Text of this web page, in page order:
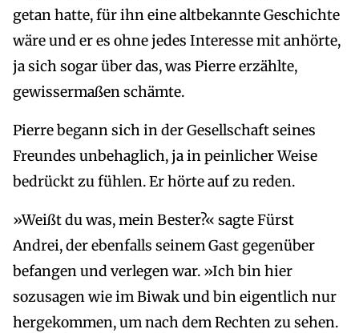
getan hatte, für ihn eine altbekannte Geschichte
wäre und er es ohne jedes Interesse mit anhörte,
ja sich sogar über das, was Pierre erzählte,
gewissermaßen schämte.
Pierre begann sich in der Gesellschaft seines
Freundes unbehaglich, ja in peinlicher Weise
bedrückt zu fühlen. Er hörte auf zu reden.
»Weißt du was, mein Bester?« sagte Fürst
Andrei, der ebenfalls seinem Gast gegenüber
befangen und verlegen war. »Ich bin hier
sozusagen wie im Biwak und bin eigentlich nur
hergekommen, um nach dem Rechten zu sehen.